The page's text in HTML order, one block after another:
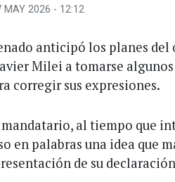
MAY 2026 - 12:12
anticipó los planes
Milei a tomarse
corregir sus expresiones.
al tiempo que
en palabras una idea que
de su